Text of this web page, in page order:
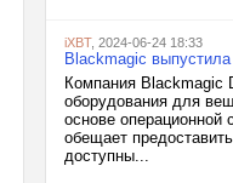
iXBT, 2024-06-24 18:33
Blackmagic
Компания Blackmagic
оборудования для
основе
обещает
доступны...